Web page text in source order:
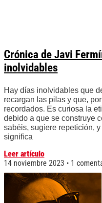
Crónica de Javi
inolvidables
Hay días inolvidables que
recargan las pilas y que,
recordados. Es curiosa la
debido a que se construye
sabéis, sugiere repetición,
significa
Leer artículo
14 noviembre 2023
1